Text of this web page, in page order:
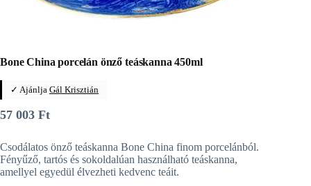
Bone China porcelán önző teáskanna 450ml
✓ Ajánlja Gál Krisztián
57 003 Ft
Csodálatos önző teáskanna Bone China finom porcelánból.
Fényűző, tartós és sokoldalúan használható teáskanna,
amellyel egyedül élvezheti kedvenc teáit.